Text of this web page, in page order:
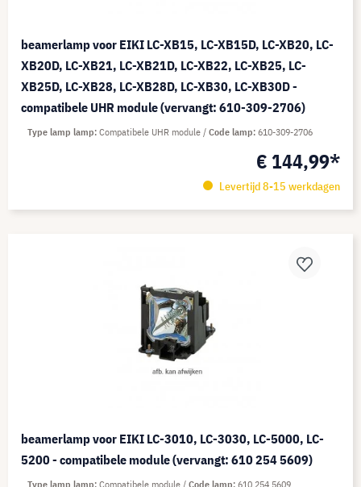
beamerlamp voor EIKI LC-XB15, LC-XB15D, LC-XB20, LC-
XB20D, LC-XB21, LC-XB21D, LC-XB22, LC-XB25, LC-
XB25D, LC-XB28, LC-XB28D, LC-XB30, LC-XB30D -
compatibele UHR module (vervangt: 610-309-2706)
€ 144,99*
Levertijd 8-15 werkdagen
Type lamp lamp Compatibele UHR module Code lamp 610-309-2706
beamerlamp voor EIKI LC-3010, LC-3030, LC-5000, LC-
5200 - compatibele module (vervangt: 610 254 5609)
Type lamp lamp Compatibele module Code lamp 610 254 5609